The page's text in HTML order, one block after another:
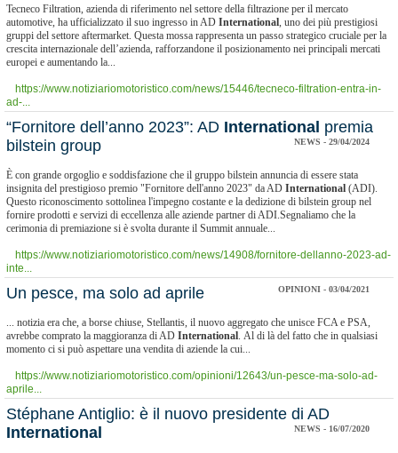
Tecneco Filtration, azienda di riferimento nel settore della filtrazione per il mercato
automotive, ha ufficializzato il suo ingresso in AD International, uno dei più prestigiosi
gruppi del settore aftermarket. Questa mossa rappresenta un passo strategico cruciale per la
crescita internazionale dell’azienda, rafforzandone il posizionamento nei principali mercati
europei e aumentando la...
https://www.notiziariomotoristico.com/news/15446/tecneco-filtration-entra-in-
ad-...
“Fornitore dell’anno 2023”: AD International premia
bilstein group
NEWS - 29/04/2024
È con grande orgoglio e soddisfazione che il gruppo bilstein annuncia di essere stata
insignita del prestigioso premio "Fornitore dell'anno 2023" da AD International (ADI).
Questo riconoscimento sottolinea l'impegno costante e la dedizione di bilstein group nel
fornire prodotti e servizi di eccellenza alle aziende partner di ADI.Segnaliamo che la
cerimonia di premiazione si è svolta durante il Summit annuale...
https://www.notiziariomotoristico.com/news/14908/fornitore-dellanno-2023-ad-
inte...
​Un pesce, ma solo ad aprile OPINIONI - 03/04/2021
... notizia era che, a borse chiuse, Stellantis, il nuovo aggregato che unisce FCA e PSA,
avrebbe comprato la maggioranza di AD International. Al di là del fatto che in qualsiasi
momento ci si può aspettare una vendita di aziende la cui...
https://www.notiziariomotoristico.com/opinioni/12643/un-pesce-ma-solo-ad-
aprile...
Stéphane Antiglio: è il nuovo presidente di AD
International
NEWS - 16/07/2020